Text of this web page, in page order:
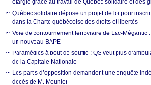
élargie grâce au travail de Québec solidaire et des
Québec solidaire dépose un projet de loi pour
dans la Charte québécoise des droits et libertés
Voie de contournement ferroviaire de Lac-Mégantic
un nouveau BAPE
Paramédics à bout de souffle : QS veut plus
de la Capitale-Nationale
Les partis d’opposition demandent une enquête
décès de M. Meunier